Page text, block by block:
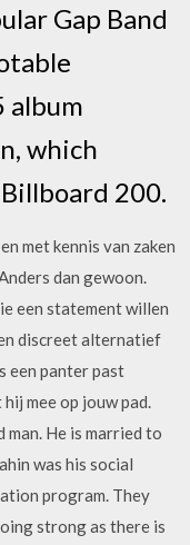
Gap Band
album
which
200.
met kennis van zaken
dan gewoon.
een statement willen
discreet alternatief
een panter past
mee op jouw pad.
He is married to
was his social
program. They
strong as there is